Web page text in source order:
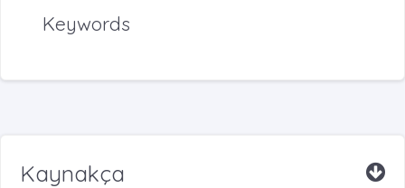
Keywords
Kaynakça